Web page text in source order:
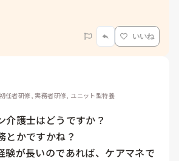
いいね
任者研修, 実務者研修, ユニット型特養
介護士はどうですか？
とかですかね？
験が長いのであれば、ケアマネで